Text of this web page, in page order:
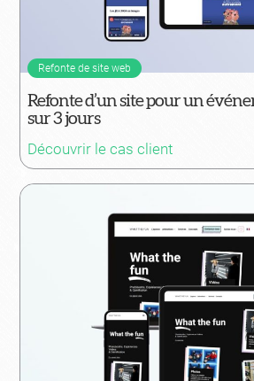
Refonte de site web
Refonte d’un site pour un
sur 3 jours
Découvrir le cas client